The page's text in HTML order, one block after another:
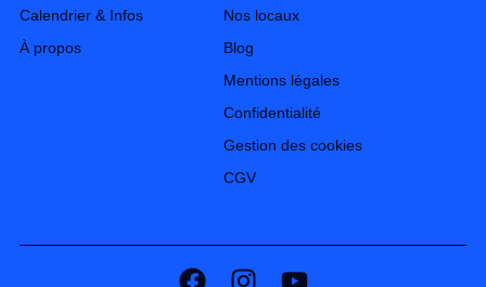
Calendrier & Infos
À propos
Nos locaux
Blog
Mentions légales
Confidentialité
Gestion des cookies
CGV